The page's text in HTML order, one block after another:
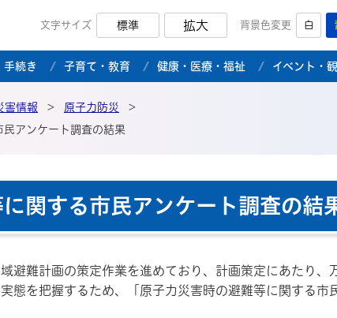
式ホームページ
文字サイズ 標準 拡大 背景色変更 白
手続き 子育て・教育 健康・医療・福祉 イベント・
害情報 > 原子力防災
>
アンケート調査の結果
関する市民アンケート調査の結
避難計画の策定作業を進めており、計画策定にあたり、
態を把握するため、「原子力災害時の避難等に関する市